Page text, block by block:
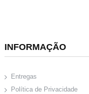
INFORMAÇÃO
Entregas
Política de Privacidade